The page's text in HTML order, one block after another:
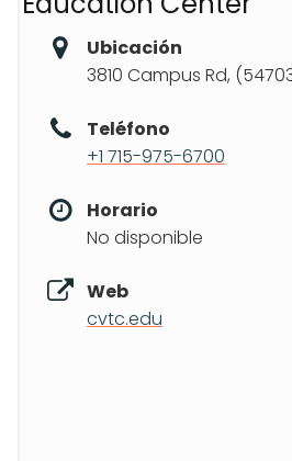
Ubicación
3810 Campus Rd,
Teléfono
+1 715-975-6700
Horario
No disponible
Web
cvtc.edu